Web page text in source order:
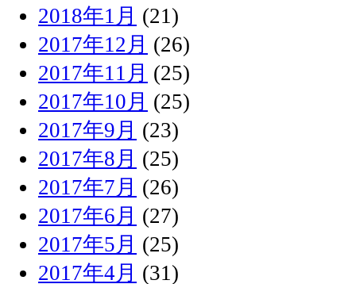
2018年1月 (21)
2017年12月 (26)
2017年11月 (25)
2017年10月 (25)
2017年9月 (23)
2017年8月 (25)
2017年7月 (26)
2017年6月 (27)
2017年5月 (25)
2017年4月 (31)